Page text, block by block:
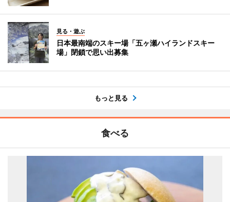
見る・遊ぶ
日本最南端のスキー場「五ヶ瀬ハイランドスキー
場」閉鎖で思い出募集
もっと見る
食べる